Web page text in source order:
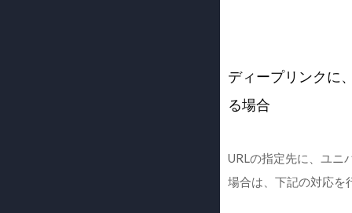
ディープリンクに
る場合
URLの指定先に、ユニ
場合は、下記の対応を